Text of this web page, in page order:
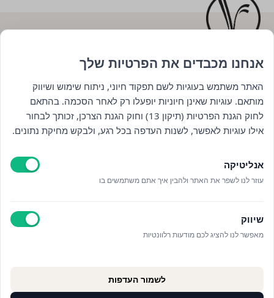
השארו מעודכנים : )
קראתי ואני מאשר/ת אתמדיניות הפרטיות
אנחנו מכבדים את הפרטיות שלך
האתר משתמש בעוגיות לשם תפקוד חיוני, ניתוח שימוש ושיווק
מותאם. עוגיות שאינן חיוניות יופעלו רק לאחר הסכמה. בהתאם
לחוק הגנת הפרטיות (תיקון 13) וחוק הגנת הצרכן, זכותך לבחור
אילו עוגיות לאפשר, לשנות העדפה בכל רגע, ולבקש מחיקת נתונים.
אנליטיקה
עוזר לנו לשפר את האתר ולהבין איך אתם משתמשים בו
שיווק
מאפשר לנו להציג לכם מודעות רלוונטיות
לשמור העדפות